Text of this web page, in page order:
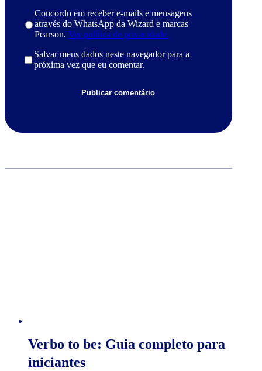
Concordo em receber e-mails e mensagens
através do WhatsApp da Wizard e marcas
Pearson. Ver política de privacidade.
Salvar meus dados neste navegador para a
próxima vez que eu comentar.
Verbo to be: Guia completo para
iniciantes